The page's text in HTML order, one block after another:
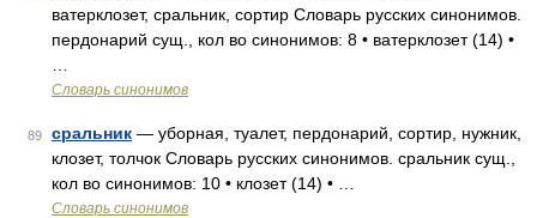
ватерклозет, сральник, сортир Словарь русских синонимов.
пердонарий сущ., кол во синонимов: 8 • ватерклозет (14) •
Словарь синонимов
89 сральник — уборная, туалет, пердонарий, сортир, нужник,
клозет, толчок Словарь русских синонимов. сральник сущ.,
кол во синонимов: 10 • клозет (14) • …
Словарь синонимов